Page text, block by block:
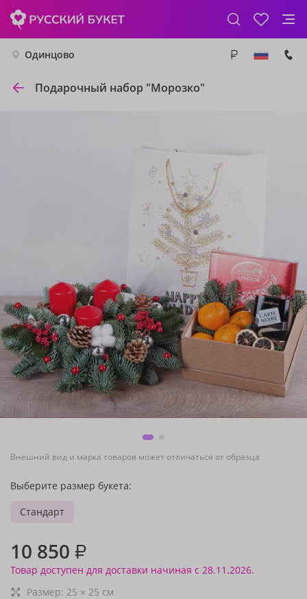
Одинцово
Подарочный набор "Морозко"
Внешний вид и марка товаров может отличаться от образца
Выберите размер букета:
Стандарт
10 850 ₽
Товар доступен для доставки начиная с 28.11.2026.
Размер: 25 × 25 см